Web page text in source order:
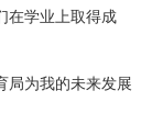
在学业上取得成
局为我的未来发展